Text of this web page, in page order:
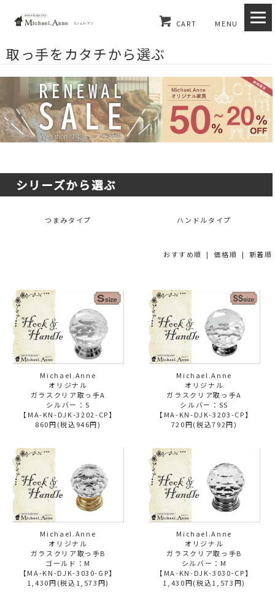
CART MENU
取っ手をカタチから選ぶ
シリーズから選ぶ
つまみタイプ ハンドルタイプ
おすすめ順 |価格順 | 新着順
Michael.Anne
オリジナル
ガラスクリア取っ手A
シルバー：S
【MA-KN-DJK-3202-CP】
860円(税込946円)
Michael.Anne
オリジナル
ガラスクリア取っ手A
シルバー：SS
【MA-KN-DJK-3203-CP】
720円(税込792円)
Michael.Anne
オリジナル
ガラスクリア取っ手B
ゴールド：M
【MA-KN-DJK-3030-GP】
1,430円(税込1,573円)
Michael.Anne
オリジナル
ガラスクリア取っ手B
シルバー：M
【MA-KN-DJK-3030-CP】
1,430円(税込1,573円)